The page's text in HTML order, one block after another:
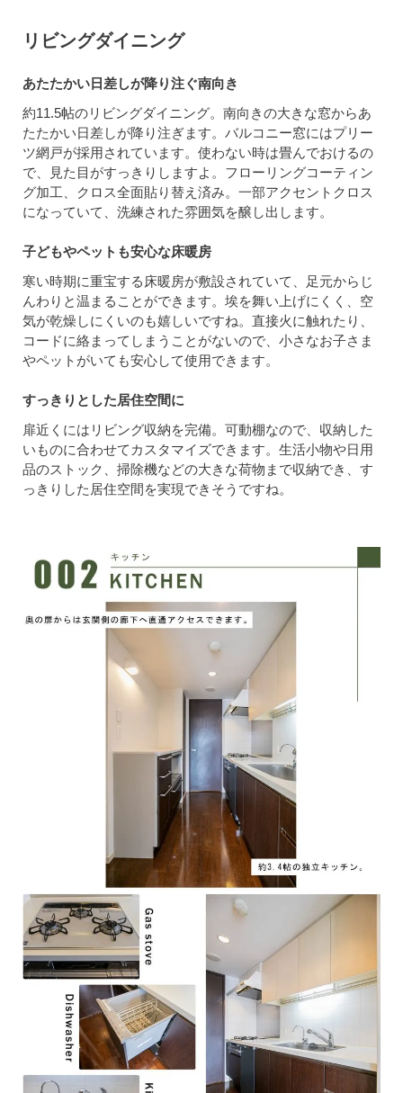
リビングダイニング
あたたかい日差しが降り注ぐ南向き
約11.5帖のリビングダイニング。南向きの大きな窓からあ
たたかい日差しが降り注ぎます。バルコニー窓にはプリー
ツ網戸が採用されています。使わない時は畳んでおけるの
で、見た目がすっきりしますよ。フローリングコーティン
グ加工、クロス全面貼り替え済み。一部アクセントクロス
になっていて、洗練された雰囲気を醸し出します。
子どもやペットも安心な床暖房
寒い時期に重宝する床暖房が敷設されていて、足元からじ
んわりと温まることができます。埃を舞い上げにくく、空
気が乾燥しにくいのも嬉しいですね。直接火に触れたり、
コードに絡まってしまうことがないので、小さなお子さま
やペットがいても安心して使用できます。
すっきりとした居住空間に
扉近くにはリビング収納を完備。可動棚なので、収納した
いものに合わせてカスタマイズできます。生活小物や日用
品のストック、掃除機などの大きな荷物まで収納でき、す
っきりした居住空間を実現できそうですね。